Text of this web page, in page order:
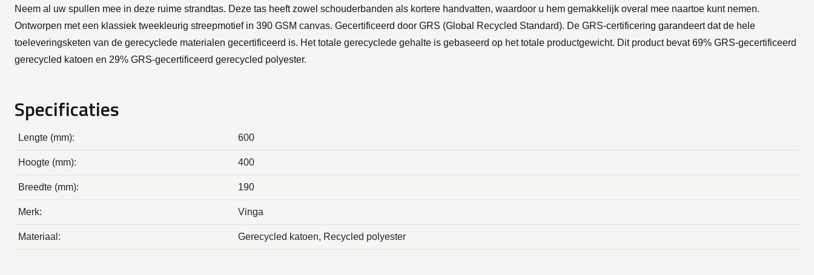
Neem al uw spullen mee in deze ruime strandtas. Deze tas heeft zowel schouderbanden als kortere handvatten, waardoor u hem gemakkelijk overal mee naartoe kunt nemen.
Ontworpen met een klassiek tweekleurig streepmotief in 390 GSM canvas. Gecertificeerd door GRS (Global Recycled Standard). De GRS-certificering garandeert dat de hele
toeleveringsketen van de gerecyclede materialen gecertificeerd is. Het totale gerecyclede gehalte is gebaseerd op het totale productgewicht. Dit product bevat 69% GRS-gecertificeerd
gerecycled katoen en 29% GRS-gecertificeerd gerecycled polyester.
Specificaties
Lengte (mm): 600
Hoogte (mm): 400
Breedte (mm): 190
Merk: Vinga
Materiaal: Gerecycled katoen, Recycled polyester